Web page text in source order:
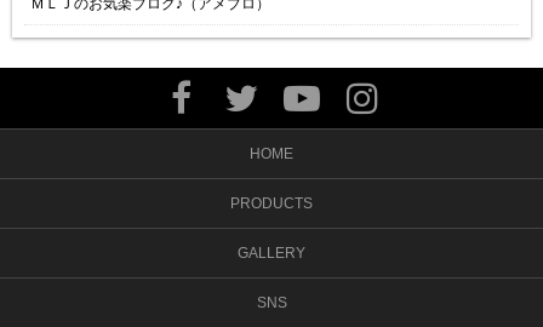
ＭＬＪのお気楽ブログ♪（アメブロ）
HOME
PRODUCTS
GALLERY
SNS